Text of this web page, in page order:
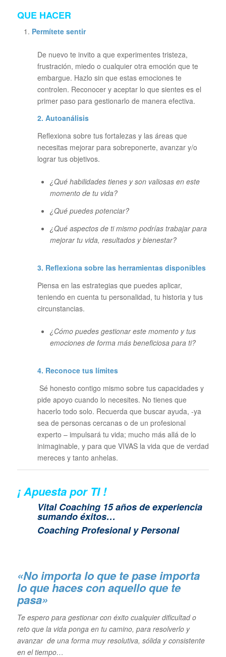
QUE HACER
Permítete sentir
De nuevo te invito a que experimentes tristeza,
frustración, miedo o cualquier otra emoción que te
embargue. Hazlo sin que estas emociones te
controlen. Reconocer y aceptar lo que sientes es el
primer paso para gestionarlo de manera efectiva.
2. Autoanálisis
Reflexiona sobre tus fortalezas y las áreas que
necesitas mejorar para sobreponerte, avanzar y/o
lograr tus objetivos.
¿Qué habilidades tienes y son valiosas en este
momento de tu vida?
¿Qué puedes potenciar?
¿Qué aspectos de ti mismo podrías trabajar para
mejorar tu vida, resultados y bienestar?
3. Reflexiona sobre las herramientas disponibles
Piensa en las estrategias que puedes aplicar,
teniendo en cuenta tu personalidad, tu historia y tus
circunstancias.
¿Cómo puedes gestionar este momento y tus
emociones de forma más beneficiosa para ti?
4. Reconoce tus límites
Sé honesto contigo mismo sobre tus capacidades y
pide apoyo cuando lo necesites. No tienes que
hacerlo todo solo. Recuerda que buscar ayuda, -ya
sea de personas cercanas o de un profesional
experto – impulsará tu vida; mucho más allá de lo
inimaginable, y para que VIVAS la vida que de verdad
mereces y tanto anhelas.
¡ Apuesta por TI !
Vital Coaching 15 años de experiencia
sumando éxitos…
Coaching Profesional y Personal
«No importa lo que te pase importa
lo que haces con aquello que te
pasa»
Te espero para gestionar con éxito cualquier dificultad o
reto que la vida ponga en tu camino, para resolverlo y
avanzar de una forma muy resolutiva, sólida y consistente
en el tiempo…